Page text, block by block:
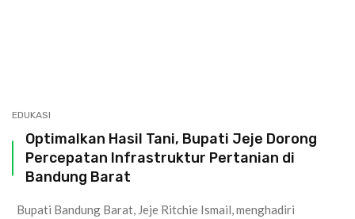
EDUKASI
Optimalkan Hasil Tani, Bupati Jeje Dorong
Percepatan Infrastruktur Pertanian di
Bandung Barat
Bupati Bandung Barat, Jeje Ritchie Ismail, menghadiri